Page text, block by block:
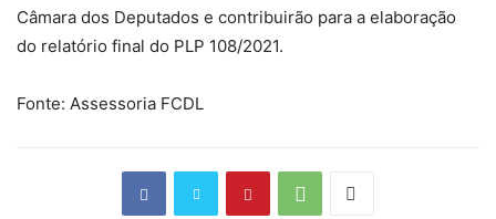
Câmara dos Deputados e contribuirão para a elaboração
do relatório final do PLP 108/2021.
Fonte: Assessoria FCDL